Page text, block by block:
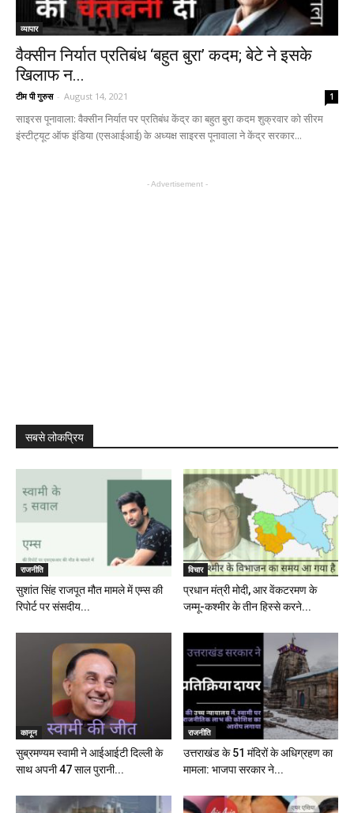
व्यापार
वैक्सीन निर्यात प्रतिबंध ‘बहुत बुरा’ कदम; बेटे ने इसके
खिलाफ न...
टीम पी गुरुस - August 14, 2021 1
साइरस पूनावाला: वैक्सीन निर्यात पर प्रतिबंध केंद्र का बहुत बुरा कदम शुक्रवार को सीरम
इंस्टीट्यूट ऑफ इंडिया (एसआईआई) के अध्यक्ष साइरस पूनावाला ने केंद्र सरकार...
- Advertisement -
सबसे लोकप्रिय
राजनीति
सुशांत सिंह राजपूत मौत मामले में एम्स की
रिपोर्ट पर संसदीय...
विचार
प्रधान मंत्री मोदी, आर वेंकटरमण के
जम्मू-कश्मीर के तीन हिस्से करने...
कानून
सुब्रमण्यम स्वामी ने आईआईटी दिल्ली के
साथ अपनी 47 साल पुरानी...
राजनीति
उत्तराखंड के 51 मंदिरों के अधिग्रहण का
मामला: भाजपा सरकार ने...